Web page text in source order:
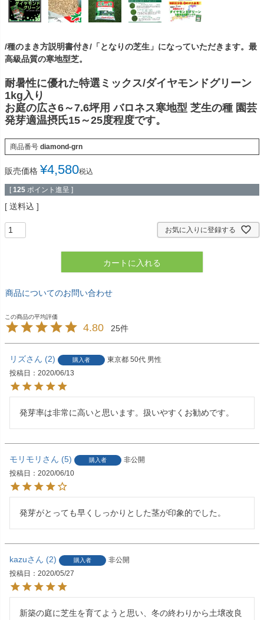
/種のまき方説明書付き/「となりの芝生」になっていただきます。最
高級品質の寒地型芝。
耐暑性に優れた特選ミックス/ダイヤモンドグリーン
1kg入り
お庭の広さ6～7.6坪用 バロネス寒地型 芝生の種 園芸
発芽適温摂氏15～25度程度です。
商品番号 diamond-grn
販売価格 ¥4,580税込
[ 125 ポイント進呈 ]
送料込
お気に入りに登録する
カートに入れる
商品についてのお問い合わせ
4.80 25
リズ 2 購入者 東京都 50代 男性
投稿日
2020/06/13
発芽率は非常に高いと思います。扱いやすくお勧めです。
モリモリ 5 購入者
非公開
投稿日
2020/06/10
発芽がとっても早くしっかりとした茎が印象的でした。
kazu 2 購入者
非公開
投稿日
2020/05/27
新築の庭に芝生を育てようと思い、冬の終わりから土壌改良